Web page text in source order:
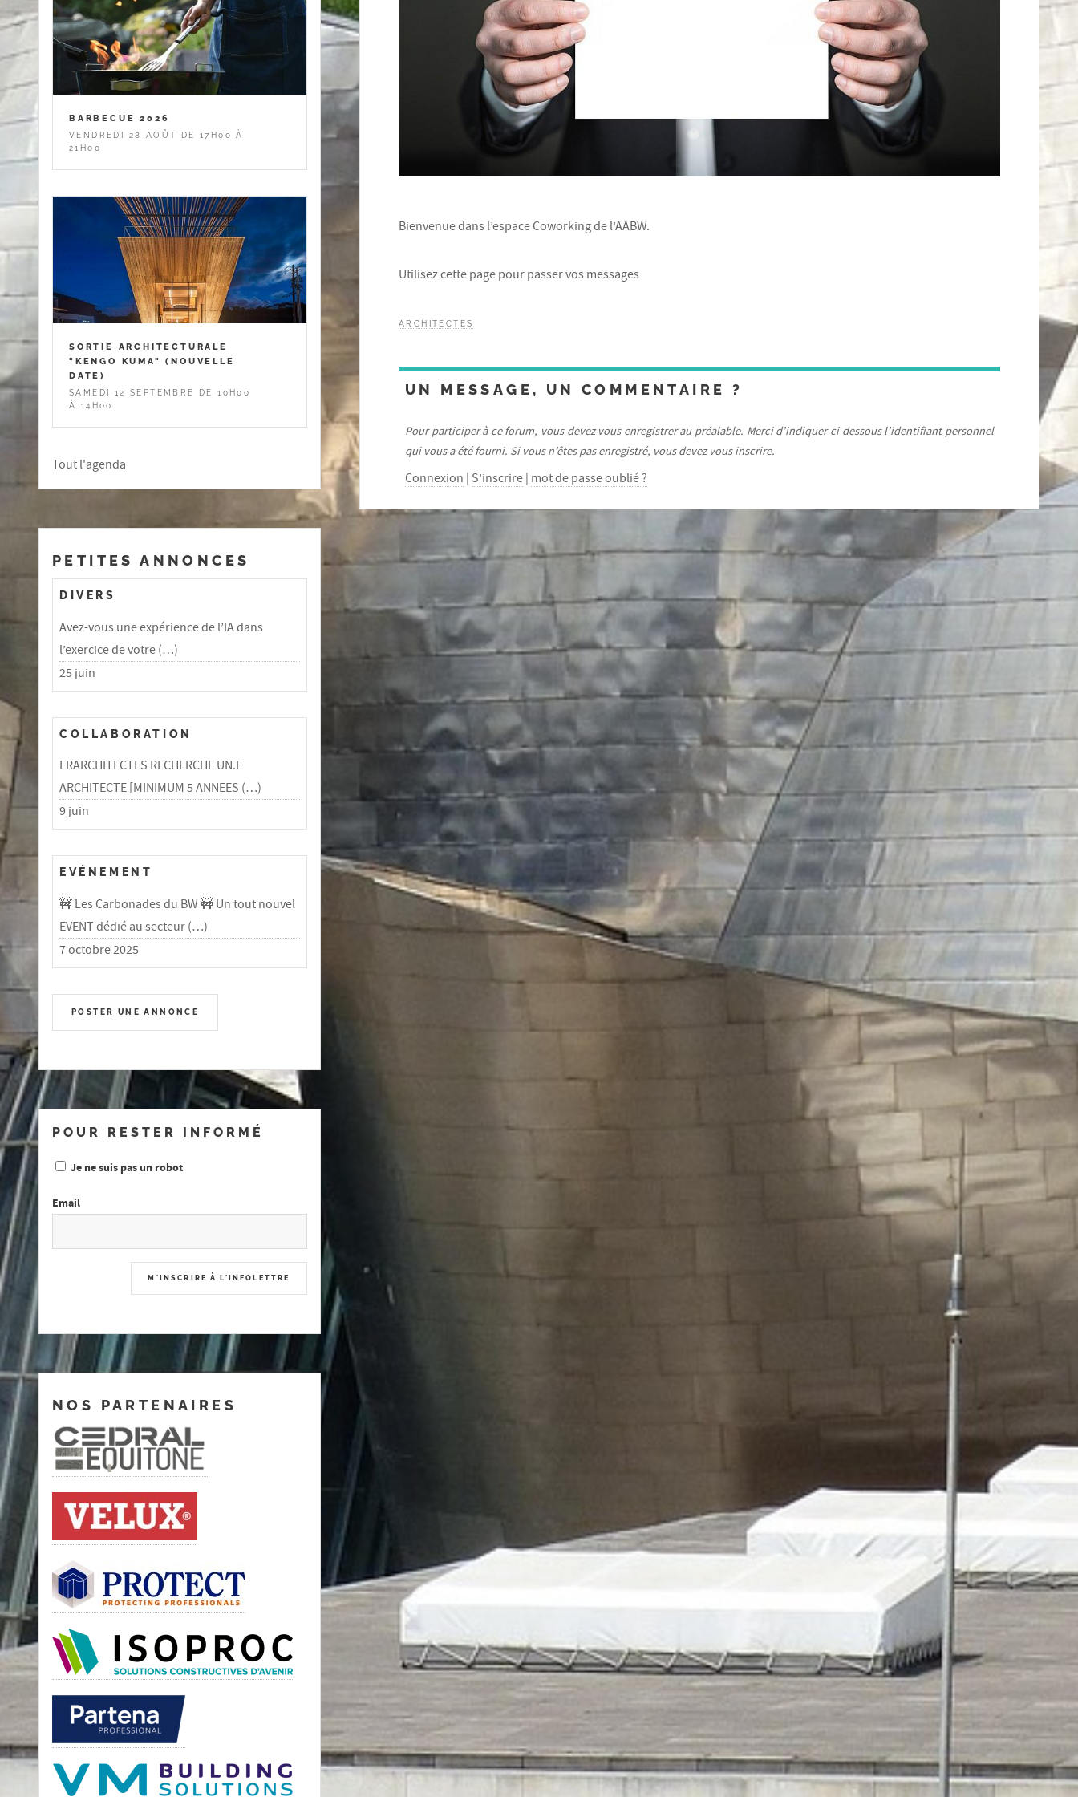
Bienvenue dans l’espace Coworking de l’AABW.
Utilisez cette page pour passer vos messages
ARCHITECTES
UN MESSAGE, UN COMMENTAIRE ?
Pour participer à ce forum, vous devez vous enregistrer au préalable. Merci d’indiquer ci-dessous l’identifiant personnel
qui vous a été fourni. Si vous n’êtes pas enregistré, vous devez vous inscrire.
Connexion | S’inscrire | mot de passe oublié ?
BARBECUE 2026
VENDREDI 28 AOÛT DE 17H00 À
21H00
SORTIE ARCHITECTURALE
"KENGO KUMA" (NOUVELLE
DATE)
SAMEDI 12 SEPTEMBRE DE 10H00
À 14H00
Tout l'agenda
PETITES ANNONCES
DIVERS
Avez-vous une expérience de l’IA dans
l’exercice de votre (…)
25 juin
COLLABORATION
LRARCHITECTES RECHERCHE UN.E
ARCHITECTE [MINIMUM 5 ANNEES (…)
9 juin
EVÉNEMENT
🚧 Les Carbonades du BW 🚧 Un tout nouvel
EVENT dédié au secteur (…)
7 octobre 2025
POSTER UNE ANNONCE
POUR RESTER INFORMÉ
Je ne suis pas un robot
Email
NOS PARTENAIRES